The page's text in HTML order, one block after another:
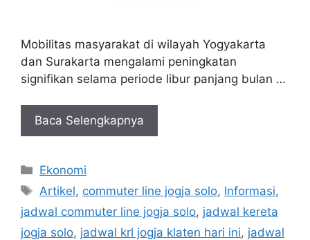
Mobilitas masyarakat di wilayah Yogyakarta
dan Surakarta mengalami peningkatan
signifikan selama periode libur panjang bulan …
Baca Selengkapnya
Kategori
Ekonomi
Tag
Artikel, commuter line jogja solo, Informasi,
jadwal commuter line jogja solo, jadwal kereta
jogja solo, jadwal krl jogja klaten hari ini, jadwal